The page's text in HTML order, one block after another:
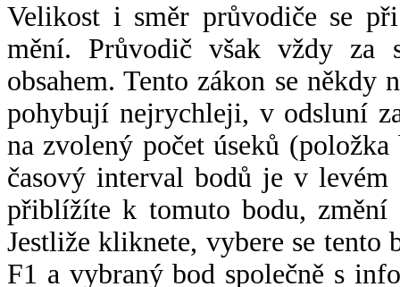
Velikost i směr průvodiče se
mění. Průvodič však vždy za
obsahem. Tento zákon se někdy
pohybují nejrychleji, v odsluní
na zvolený počet úseků
časový interval bodů je v
přiblížíte k tomuto bodu,
Jestliže kliknete, vybere se tento
F1 a vybraný bod společně s